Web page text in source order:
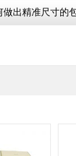
出精准尺寸的